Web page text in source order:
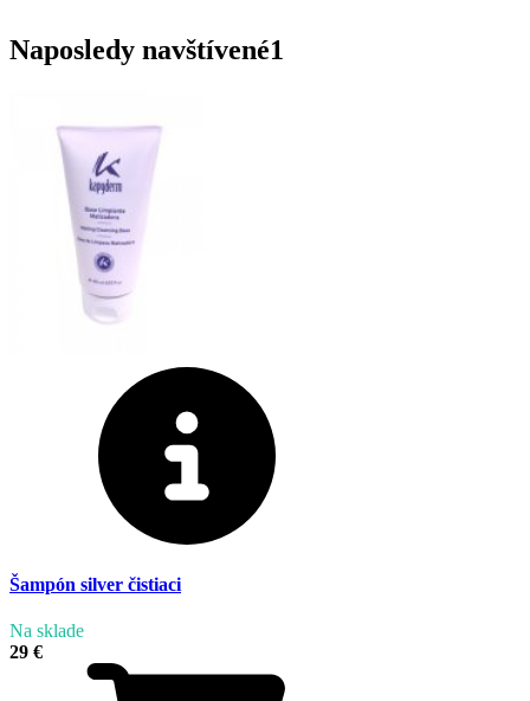
Naposledy navštívené1
Šampón silver čistiaci
Na sklade
29 €